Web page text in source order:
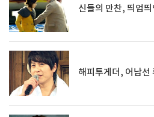
신들의 만찬, 띄엄
해피투게더, 어남선